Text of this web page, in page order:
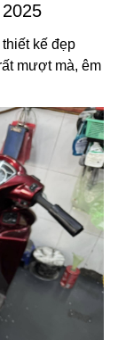
kế đẹp
mượt mà, êm